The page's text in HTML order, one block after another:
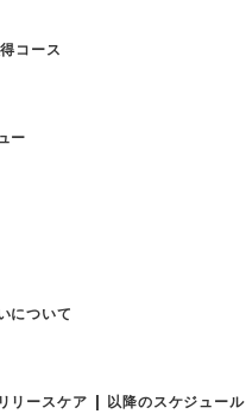
コース
ー
について
リースケア | 以降のスケジュール